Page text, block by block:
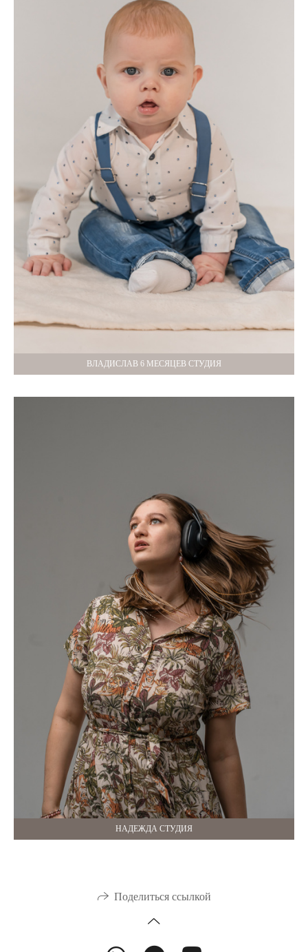
ВЛАДИСЛАВ 6 МЕСЯЦЕВ СТУДИЯ
НАДЕЖДА СТУДИЯ
Поделиться ссылкой